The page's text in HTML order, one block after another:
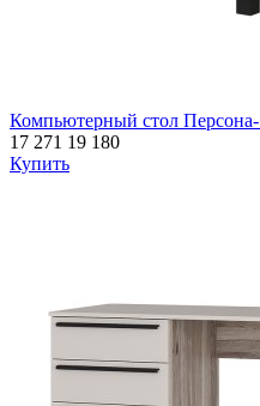
Компьютерный стол
17 271 19 180
Купить